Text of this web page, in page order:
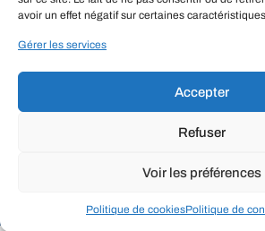
avoir un effet négatif sur certaines
Gérer les services
Accepter
Refuser
Voir les préférences
Politique de cookiesPolitique de
MENTION LÉGALES
POLITIQUE DES
© 2026, Commune de Charmes Aisne –